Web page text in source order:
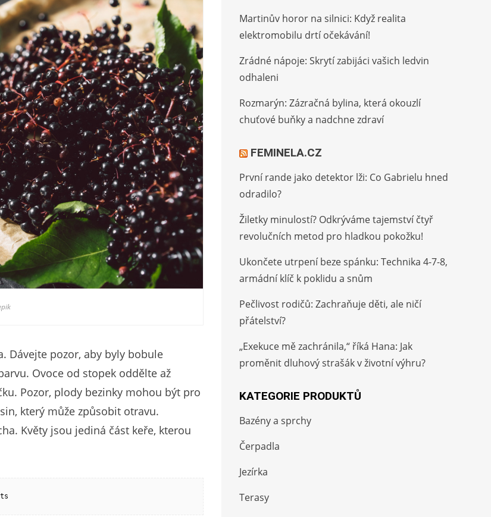
Dávejte pozor, aby byly bobule
Ovoce od stopek oddělte až
Pozor, plody bezinky mohou být pro
který může způsobit otravu.
Květy jsou jediná část keře, kterou
Martinův horor na silnici: Když realita
elektromobilu drtí očekávání!
Zrádné nápoje: Skrytí zabijáci vašich ledvin
odhaleni
Rozmarýn: Zázračná bylina, která okouzlí
chuťové buňky a nadchne zdraví
FEMINELA.CZ
První rande jako detektor lži: Co Gabrielu hned
odradilo?
Žiletky minulostí? Odkrýváme tajemství čtyř
revolučních metod pro hladkou pokožku!
Ukončete utrpení beze spánku: Technika 4-7-8,
armádní klíč k poklidu a snům
Pečlivost rodičů: Zachraňuje děti, ale ničí
přátelství?
„Exekuce mě zachránila,“ říká Hana: Jak
proměnit dluhový strašák v životní výhru?
KATEGORIE PRODUKTŮ
Bazény a sprchy
Čerpadla
Jezírka
Terasy